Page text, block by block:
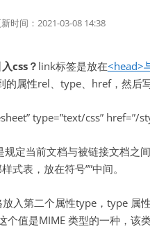
时间：2021-03-08 14:38
css？ link标签是放在<head>
的属性rel、type、href，然后
type=”text/css” href=”/
规定当前文档与被链接文档之
式表，放在符号””中间。
入第二个属性type，type 属
值是MIME 类型的一种，该